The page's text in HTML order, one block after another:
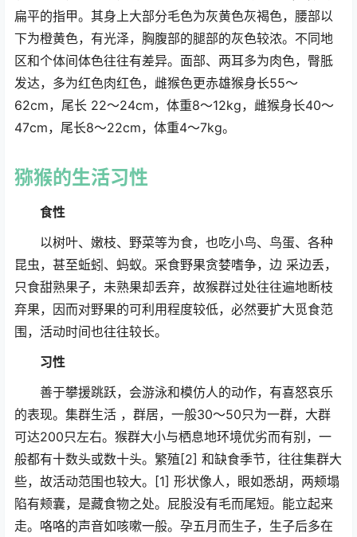
扁平的指甲。其身上大部分毛色为灰黄色灰褐色，腰部以
下为橙黄色，有光泽，胸腹部的腿部的灰色较浓。不同地
区和个体间体色往往有差异。面部、两耳多为肉色，臀胝
发达，多为红色肉红色，雌猴色更赤雄猴身长55～
62cm，尾长 22～24cm，体重8～12kg，雌猴身长40～
47cm，尾长8～22cm，体重4～7kg。
猕猴的生活习性
食性
以树叶、嫩枝、野菜等为食，也吃小鸟、鸟蛋、各种
昆虫，甚至蚯蚓、蚂蚁。采食野果贪婪嗜争，边 采边丢，
只食甜熟果子，未熟果却丢弃，故猴群过处往往遍地断枝
弃果，因而对野果的可利用程度较低，必然要扩大觅食范
围，活动时间也往往较长。
习性
善于攀援跳跃，会游泳和模仿人的动作，有喜怒哀乐
的表现。集群生活 ，群居，一般30～50只为一群，大群
可达200只左右。猴群大小与栖息地环境优劣而有别，一
般都有十数头或数十头。繁殖[2] 和缺食季节，往往集群大
些，故活动范围也较大。[1] 形状像人，眼如悉胡，两颊塌
陷有颊囊，是藏食物之处。屁股没有毛而尾短。能立起来
走。咯咯的声音如咳嗽一般。孕五月而生子，生子后多在